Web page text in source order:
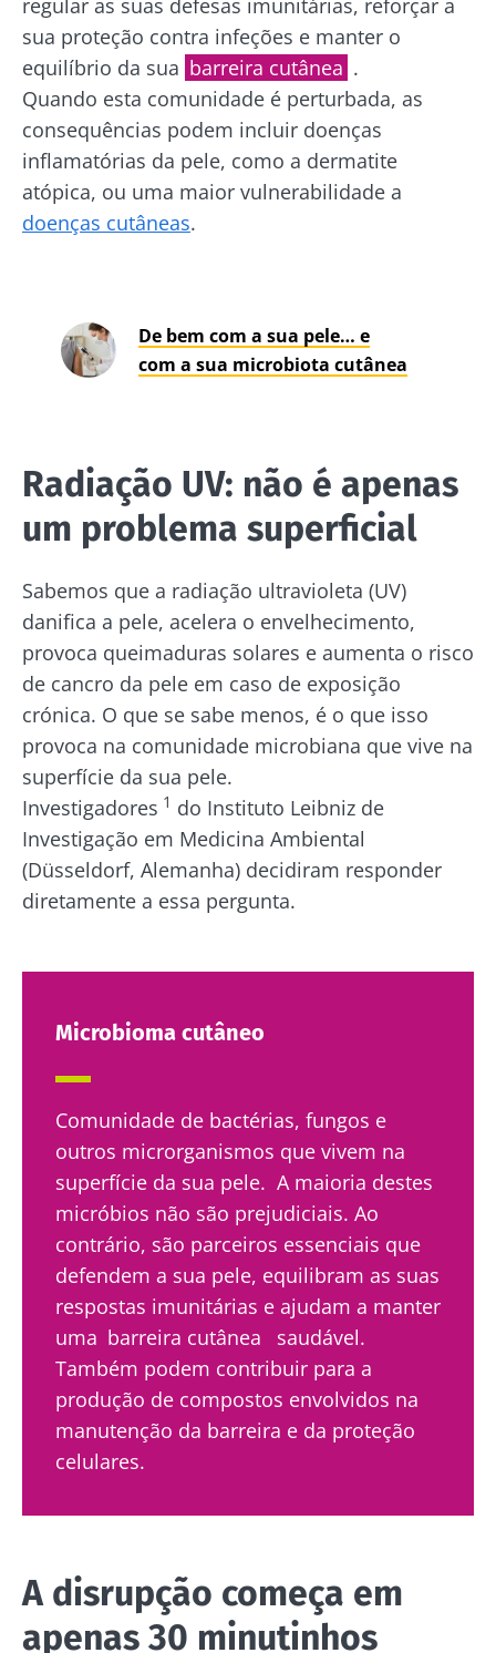
Publicado em
12 Junho 2026
Atualizado em
18 Junho 2026
sua proteção contra infeções e manter o
equilíbrio da sua barreira cutânea .
Quando esta comunidade é perturbada, as
consequências podem incluir doenças
inflamatórias da pele, como a dermatite
atópica, ou uma maior vulnerabilidade a
doenças cutâneas.
De bem com a sua pele… e
com a sua microbiota cutânea
Radiação UV: não é apenas
um problema superficial
Sabemos que a radiação ultravioleta (UV)
danifica a pele, acelera o envelhecimento,
provoca queimaduras solares e aumenta o risco
de cancro da pele em caso de exposição
crónica. O que se sabe menos, é o que isso
provoca na comunidade microbiana que vive na
superfície da sua pele.
Investigadores 1 do Instituto Leibniz de
Investigação em Medicina Ambiental
(Düsseldorf, Alemanha) decidiram responder
diretamente a essa pergunta.
Microbioma cutâneo
Comunidade de bactérias, fungos e
outros microrganismos que vivem na
superfície da sua pele. A maioria destes
micróbios não são prejudiciais. Ao
contrário, são parceiros essenciais que
defendem a sua pele, equilibram as suas
respostas imunitárias e ajudam a manter
uma barreira cutânea
saudável.
Também podem contribuir para a
produção de compostos envolvidos na
manutenção da barreira e da proteção
celulares.
A disrupção começa em
apenas 30 minutinhos